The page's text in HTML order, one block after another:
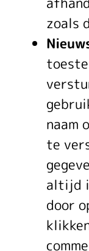
zoals
naam
te
altijd
door